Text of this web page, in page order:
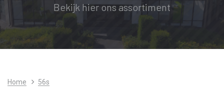
Bekijk hier ons assortiment
Home 56s